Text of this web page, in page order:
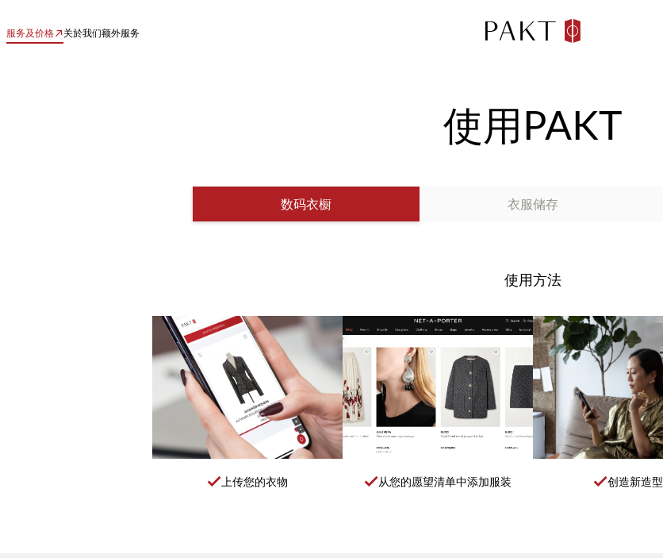
服务及价格 关於我们额外服务
使用PAKT
数码衣橱 衣服储存
使用方法
上传您的衣物 从您的愿望清单中添加服装 创造新造型